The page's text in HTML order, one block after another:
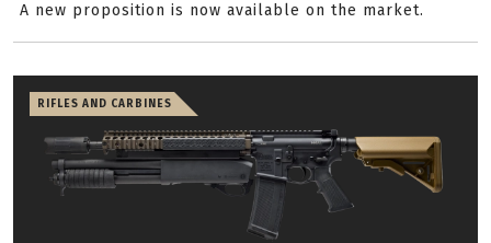
A new proposition is now available on the market.
RIFLES AND CARBINES